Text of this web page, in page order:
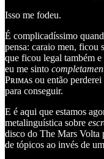
Isso me fodeu.
É complicadíssimo
pensa: caraio men, ficou
que ficou legal também
eu me sinto
Pʀɪᴍᴀs ou então
para conseguir.
E é aqui que estamos
metalinguística sobre
disco do The Mars Volta
de tópicos ao invés de